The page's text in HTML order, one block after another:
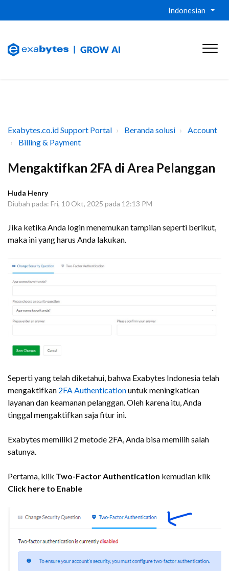
Indonesian
Exabytes.co.id Support Portal Beranda solusi
Account
Billing & Payment
Mengaktifkan 2FA di Area Pelanggan
Huda Henry
Diubah pada: Fri, 10 Okt, 2025 pada 12:13 PM
Jika ketika Anda login menemukan tampilan seperti berikut,
maka ini yang harus Anda lakukan.
Seperti yang telah diketahui, bahwa Exabytes Indonesia telah
mengaktifkan 2FA Authenticationuntuk meningkatkan
layanan dan keamanan pelanggan. Oleh karena itu, Anda
tinggal mengaktifkan saja fitur ini.
Exabytes memiliki 2 metode 2FA, Anda bisa memilih salah
satunya.
Pertama, klik Two-Factor Authentication kemudian klik
Click here to Enable